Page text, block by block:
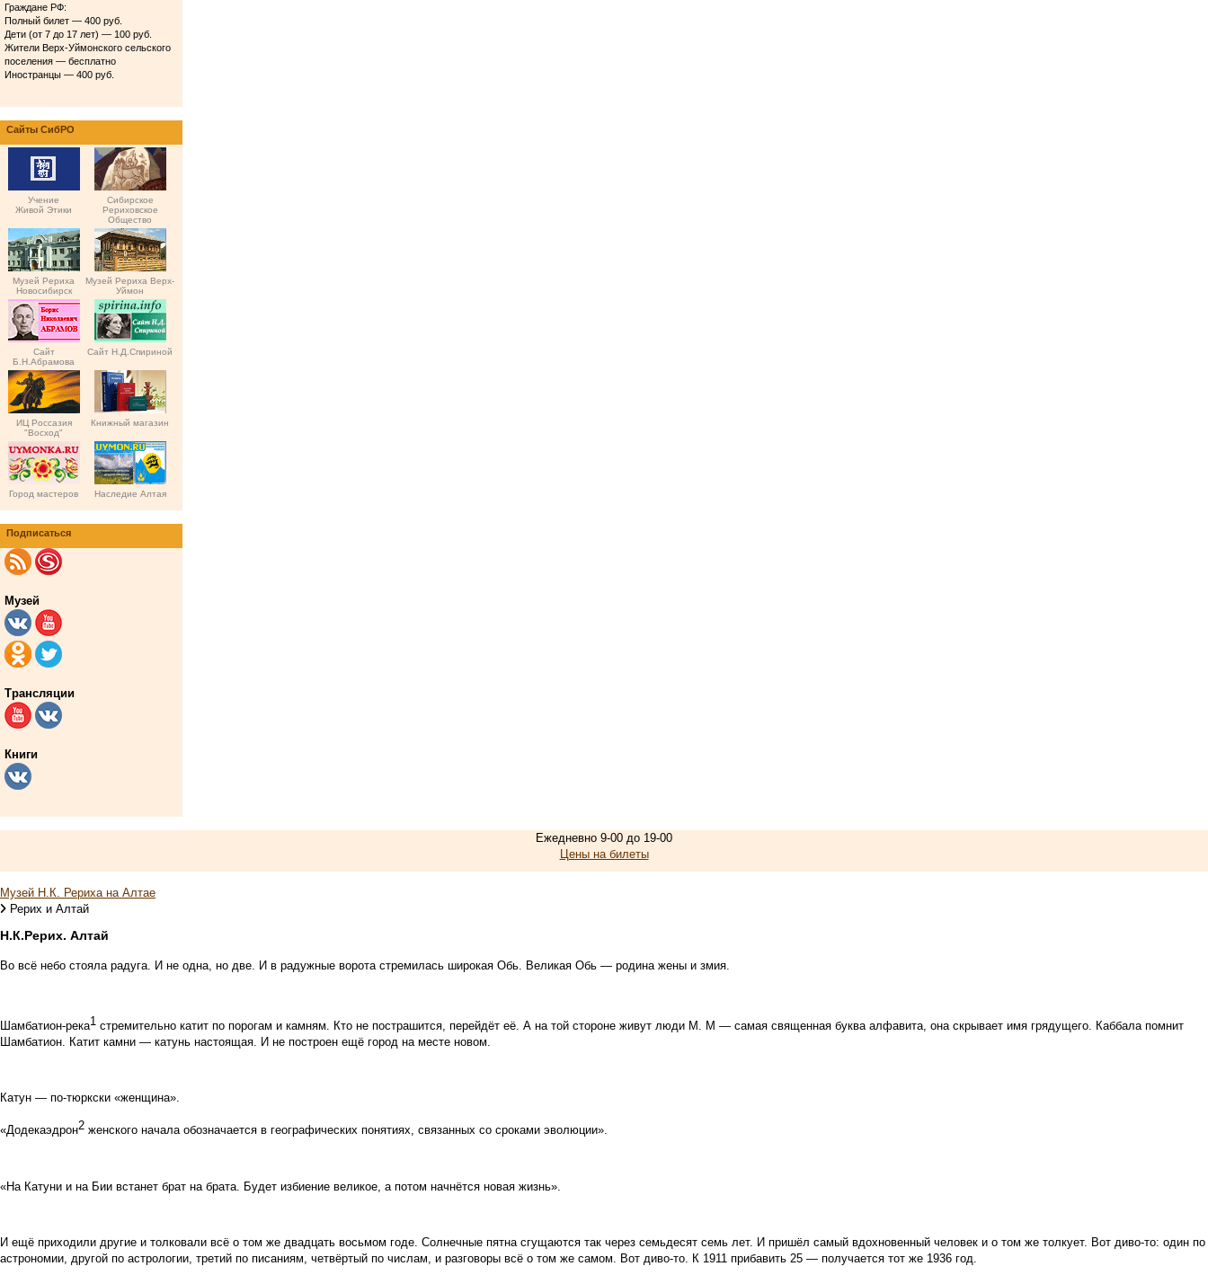
Граждане РФ:
Полный билет — 400 руб.
Дети (от 7 до 17 лет) — 100 руб.
Жители Верх-Уймонского сельского
поселения — бесплатно
Иностранцы — 400 руб.
Сайты СибРО
Учение
Живой Этики
Сибирское
Рериховское
Общество
Музей Рериха
Новосибирск
Музей Рериха Верх-
Уймон
Сайт
Б.Н.Абрамова
Сайт Н.Д.Спириной
ИЦ Россазия
"Восход"
Книжный магазин
Город мастеров Наследие Алтая
Подписаться
Музей
Трансляции
Книги
Ежедневно 9-00 до 19-00
Цены на билеты
Музей Н.К. Рериха на Алтае
Рерих и Алтай
Н.К.Рерих. Алтай
Во всё небо стояла радуга. И не одна, но две. И в радужные ворота стремилась широкая Обь. Великая Обь — родина жены и змия.
Шамбатион-река1 стремительно катит по порогам и камням. Кто не пострашится, перейдёт её. А на той стороне живут люди М. М — самая священная буква алфавита, она скрывает имя грядущего. Каббала помнит
Шамбатион. Катит камни — катунь настоящая. И не построен ещё город на месте новом.
Катун — по-тюркски «женщина».
«Додекаэдрон2 женского начала обозначается в географических понятиях, связанных со сроками эволюции».
«На Катуни и на Бии встанет брат на брата. Будет избиение великое, а потом начнётся новая жизнь».
И ещё приходили другие и толковали всё о том же двадцать восьмом годе. Солнечные пятна сгущаются так через семьдесят семь лет. И пришёл самый вдохновенный человек и о том же толкует. Вот диво-то: один по
астрономии, другой по астрологии, третий по писаниям, четвёртый по числам, и разговоры всё о том же самом. Вот диво-то. К 1911 прибавить 25 — получается тот же 1936 год.